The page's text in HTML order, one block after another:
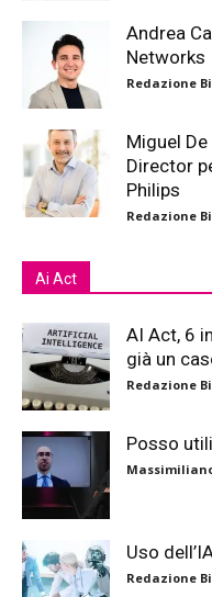
Andrea
Networks
Redazione
Miguel
Director
Philips
Redazione
Ai Act
AI Act, 6
già un
Redazione
Posso
Uso
Redazione